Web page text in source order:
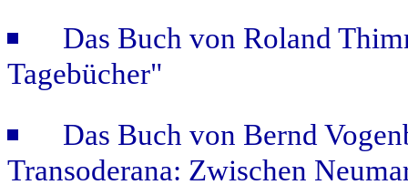
Das Buch von Roland
Tagebücher"
Das Buch von Bernd
Transoderana: Zwischen